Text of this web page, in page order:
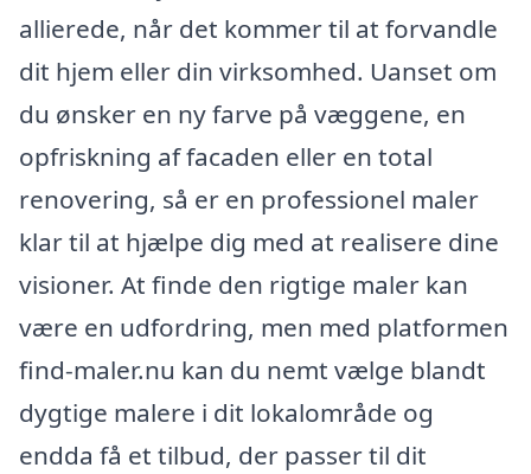
allierede, når det kommer til at forvandle
dit hjem eller din virksomhed. Uanset om
du ønsker en ny farve på væggene, en
opfriskning af facaden eller en total
renovering, så er en professionel maler
klar til at hjælpe dig med at realisere dine
visioner. At finde den rigtige maler kan
være en udfordring, men med platformen
find-maler.nu kan du nemt vælge blandt
dygtige malere i dit lokalområde og
endda få et tilbud, der passer til dit